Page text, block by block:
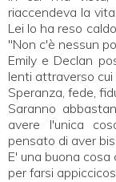
riaccendeva la
Lei lo ha reso
"Non c'è nessun
Emily e Declan
lenti attraverso
Speranza, fede,
Saranno
avere l'unica
pensato di aver
E' una buona
per farsi